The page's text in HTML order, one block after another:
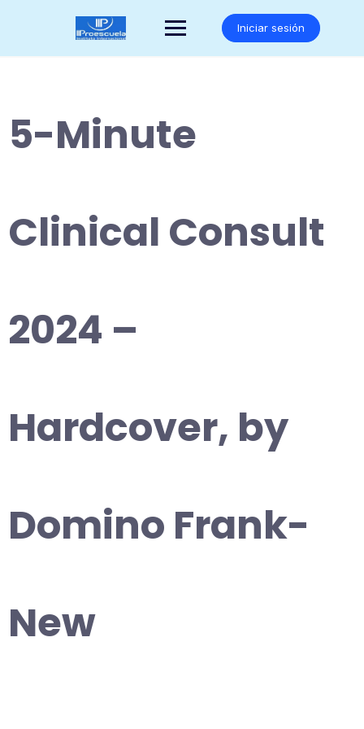
Iniciar sesión
5-Minute
Clinical Consult
2024 –
Hardcover, by
Domino Frank-
New